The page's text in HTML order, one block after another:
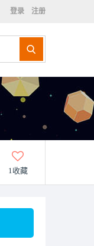
登录 注册
1收藏